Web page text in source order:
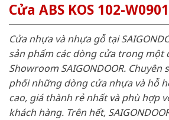
Cửa ABS KOS 102-
Cửa nhựa và nhựa gỗ tại
sản phẩm các dòng cửa trong một
Showroom SAIGONDOOR. Chuyên
phối những dòng cửa nhựa và hỗ
cao, giá thành rẻ nhất và phù hợp
khách hàng. Trên hết,